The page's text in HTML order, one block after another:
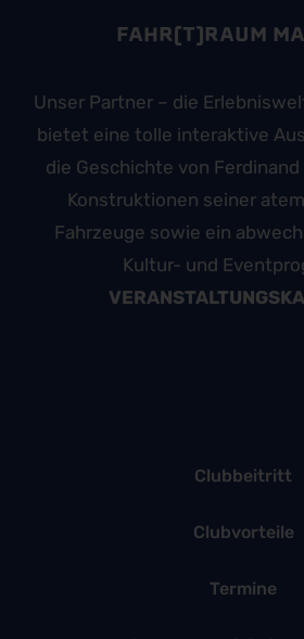
FAHR(T)RAUM
Unser Partner – die
bietet eine tolle interaktive
die Geschichte von
Konstruktionen seiner
Fahrzeuge sowie ein
Kultur- und
Clubbeitritt
Clubvorteile
Termine